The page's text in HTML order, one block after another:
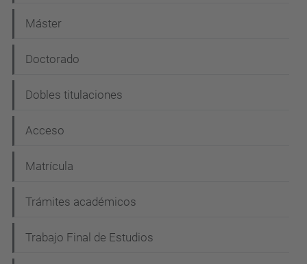
a
v
g
a
i
ó
Máster
Doctorado
Dobles titulaciones
Acceso
Matrícula
Trámites académicos
Trabajo Final de Estudios